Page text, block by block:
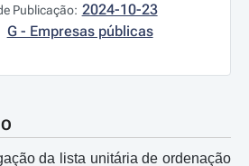
Publicação: 2024-10-23
G - Empresas públicas
da lista unitária de ordenação